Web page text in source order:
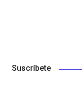
Suscríbete